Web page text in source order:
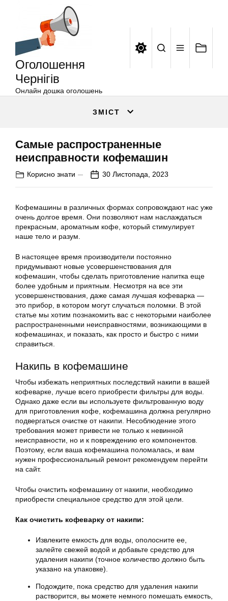
Оголошення
Чернігів
Онлайн дошка оголошень
ЗМІСТ
Самые распространенные
неисправности кофемашин
Корисно знати 30 Листопада, 2023
Кофемашины в различных формах сопровождают нас уже
очень долгое время. Они позволяют нам наслаждаться
прекрасным, ароматным кофе, который стимулирует
наше тело и разум.
В настоящее время производители постоянно
придумывают новые усовершенствования для
кофемашин, чтобы сделать приготовление напитка еще
более удобным и приятным. Несмотря на все эти
усовершенствования, даже самая лучшая кофеварка —
это прибор, в котором могут случаться поломки. В этой
статье мы хотим познакомить вас с некоторыми наиболее
распространенными неисправностями, возникающими в
кофемашинах, и показать, как просто и быстро с ними
справиться.
Накипь в кофемашине
Чтобы избежать неприятных последствий накипи в вашей
кофеварке, лучше всего приобрести фильтры для воды.
Однако даже если вы используете фильтрованную воду
для приготовления кофе, кофемашина должна регулярно
подвергаться очистке от накипи. Несоблюдение этого
требования может привести не только к невинной
неисправности, но и к повреждению его компонентов.
Поэтому, если ваша кофемашина поломалась, и вам
нужен профессиональный ремонт рекомендуем перейти
на сайт.
Чтобы очистить кофемашину от накипи, необходимо
приобрести специальное средство для этой цели.
Как очистить кофеварку от накипи:
Извлеките емкость для воды, ополосните ее,
залейте свежей водой и добавьте средство для
удаления накипи (точное количество должно быть
указано на упаковке).
Подождите, пока средство для удаления накипи
растворится, вы можете немного помешать емкость,